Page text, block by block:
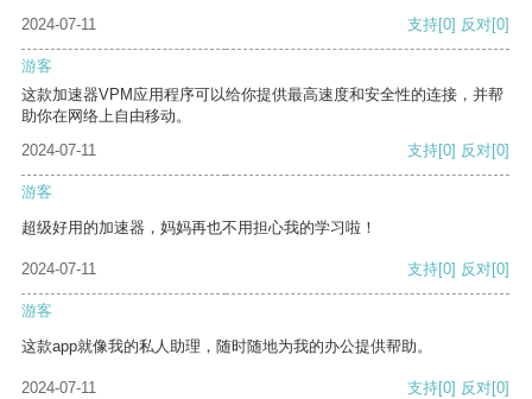
2024-07-11
支持[0] 反对[0]
游客
这款加速器VPM应用程序可以给你提供最高速度和安全性的连接，并帮
助你在网络上自由移动。
2024-07-11
支持[0] 反对[0]
游客
超级好用的加速器，妈妈再也不用担心我的学习啦！
2024-07-11 支持[0] 反对[0]
游客
这款app就像我的私人助理，随时随地为我的办公提供帮助。
2024-07-11 支持[0] 反对[0]